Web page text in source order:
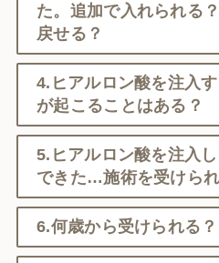
た。追加で入れられる
戻せる？
4.ヒアルロン酸を注入
が起こることはある？
5.ヒアルロン酸を注入
できた…施術を受けら
6.何歳から受けられる？